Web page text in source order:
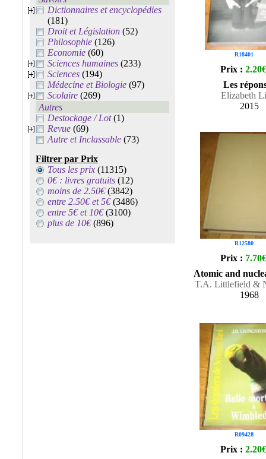
Dictionnaires et encyclopédies
(181)
Droit et Législation (52)
Philosophie (126)
Economie (60)
Sciences humaines (233)
Sciences (194)
Médecine et Biologie (97)
Scolaire (269)
Autres
Destockage / Lot(1)
Revue (69)
Autre et Inclassable (73)
Filtrer par Prix
Tous les prix (11315)
0€ : livres gratuits (12)
moins de 2.50€(3842)
entre 2.50€ et 5€(3486)
entre 5€ et 10€(3100)
plus de 10€(896)
R18401
Prix : 2.20€
Les
Elizabeth
2015
R12580
Prix : 7.70€
Atomic and
T.A. Littlefield &
1968
R09428
Prix : 2.20€